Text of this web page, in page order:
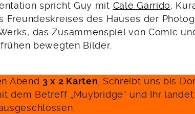
spricht Guy mit Cale Garrido,
Freundeskreises des Hauses der
das Zusammenspiel von Comic
bewegten Bilder.
Abend 3 x 2 Karten. Schreibt uns bis
dem Betreff „Muybridge“ und Ihr